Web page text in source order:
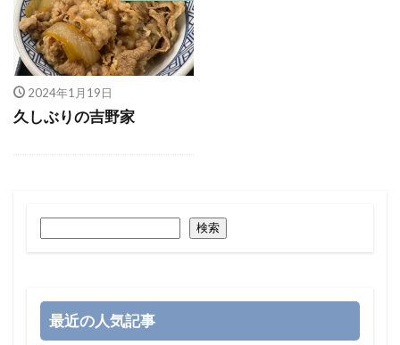
2024年1月19日
久しぶりの吉野家
検索
最近の人気記事